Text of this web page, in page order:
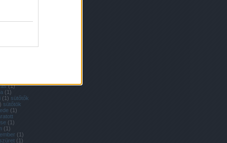
(1)
(1)
(1) sütőtők
) sütőtök
(1)
(1)
(1)
(1)
szüret (1)